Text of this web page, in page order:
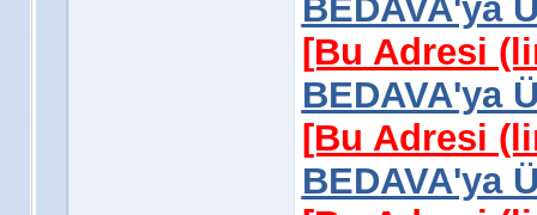
BEDAVA'ya
[Bu Adresi
BEDAVA'ya
[Bu Adresi
BEDAVA'ya